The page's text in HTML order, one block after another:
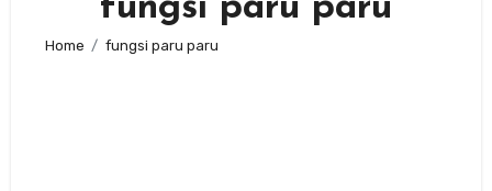
fungsi paru paru
Home fungsi paru paru